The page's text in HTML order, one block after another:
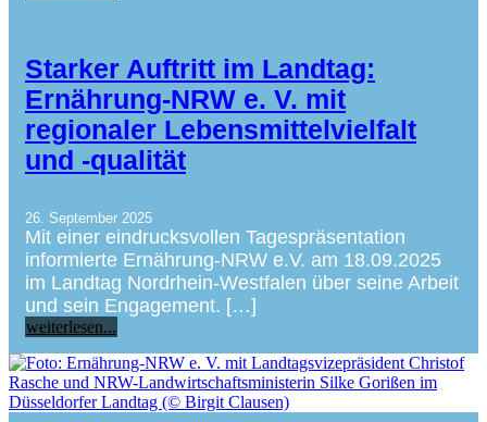
Starker Auftritt im Landtag:
Ernährung-NRW e. V. mit
regionaler Lebensmittelvielfalt
und -qualität
26. September 2025
Mit einer eindrucksvollen Tagespräsentation
informierte Ernährung-NRW e.V. am 18.09.2025
im Landtag Nordrhein-Westfalen über seine Arbeit
und sein Engagement. […]
weiterlesen...